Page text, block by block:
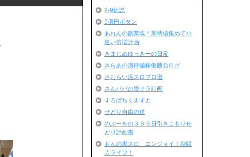
2-9伝説
5億円ボタン
あれんの副業魂！期待値集めて小
遣い倍増計画
きまじめゆっきーの日常
きらあの期待値稼働勝負ログ
さむらい流スロプロ道
さんパパの脱サラ計画
すろぱちくえすと
せどり自由の道
のぶーをの３６５日引きこもりせ
どり計画書
もんの黒スロ エンジョイ！副収
入ライフ！